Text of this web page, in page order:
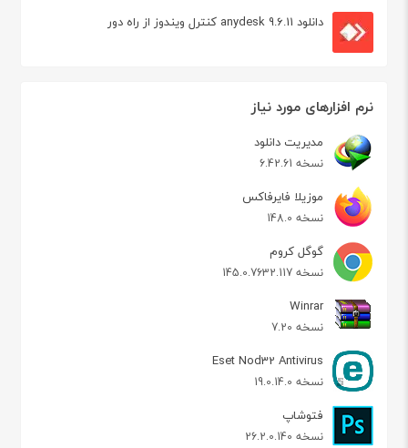
دانلود anydesk 9.6.11 کنترل ویندوز از راه دور
نرم افزارهای مورد نیاز
مدیریت دانلود
نسخه 6.42.61
موزیلا فایرفاکس
نسخه 148.0
گوگل کروم
نسخه 145.0.7632.117
Winrar
نسخه 7.20
Eset Nod32 Antivirus
نسخه 19.0.14.0
فتوشاپ
نسخه 26.2.0.140